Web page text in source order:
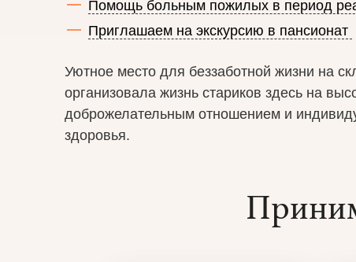
Помощь больным пожилых в период
Приглашаем на экскурсию в пансионат
Уютное место для беззаботной жизни на
организовала жизнь стариков здесь на
доброжелательным отношением и
здоровья.